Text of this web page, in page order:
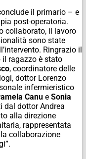
il primario – e
post-operatoria.
collaborato, il lavoro
sono state
Ringrazio il
il ragazzo è stato
, coordinatore delle
dottor Lorenzo
infermieristico
Canu e Sonia
dal dottor Andrea
alla direzione
rappresentata
la collaborazione